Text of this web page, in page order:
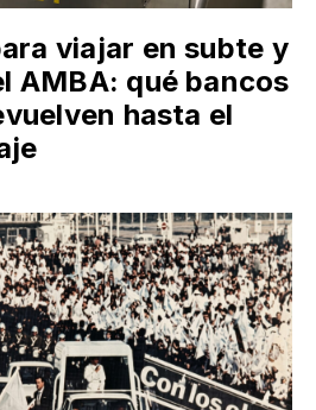
viajar en subte y
AMBA: qué bancos
hasta el